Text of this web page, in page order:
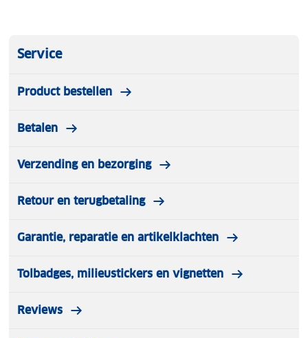
Service
Product bestellen
Betalen
Verzending en bezorging
Retour en terugbetaling
Garantie, reparatie en artikelklachten
Tolbadges, milieustickers en vignetten
Reviews